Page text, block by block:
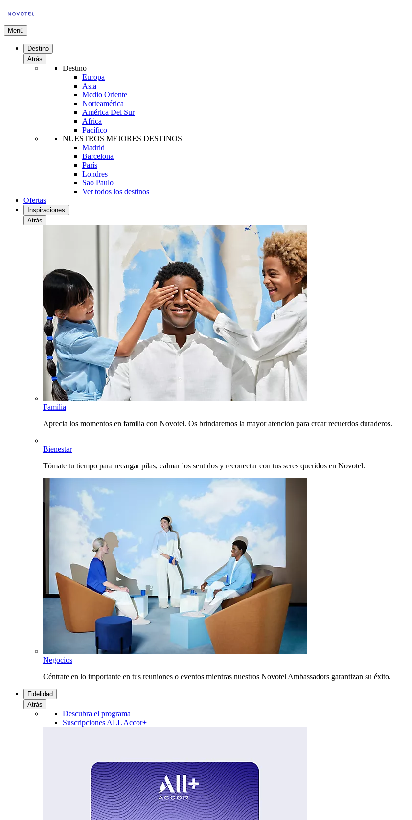
Menú
Destino
Atrás
Destino
Europa
Asia
Medio Oriente
Norteamérica
América Del Sur
Africa
Pacífico
NUESTROS MEJORES DESTINOS
Madrid
Barcelona
París
Londres
Sao Paulo
Ver todos los destinos
Ofertas
Inspiraciones
Atrás
Familia
Aprecia los momentos en familia con Novotel. Os brindaremos la mayor atención para crear recuerdos duraderos.
Bienestar
Tómate tu tiempo para recargar pilas, calmar los sentidos y reconectar con tus seres queridos en Novotel.
Negocios
Céntrate en lo importante en tus reuniones o eventos mientras nuestros Novotel Ambassadors garantizan su éxito.
Fidelidad
Atrás
Descubra el programa
Suscripciones ALL Accor+